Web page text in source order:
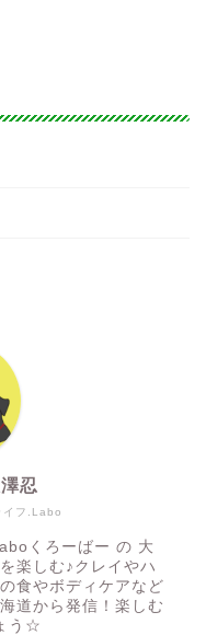
イフ.Labo
忍
くろーばー の 大
楽しむ♪クレイやハ
食やボディケアなど
道から発信！楽しむ
う☆